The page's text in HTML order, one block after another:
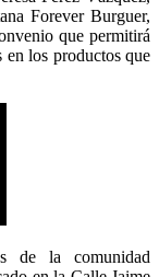
Forever Burguer,
que permitirá
en los productos que
de la comunidad